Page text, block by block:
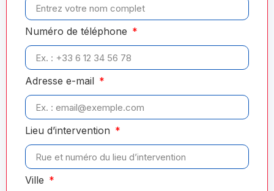
Numéro de téléphone
Adresse e-mail
Lieu d’intervention
Ville